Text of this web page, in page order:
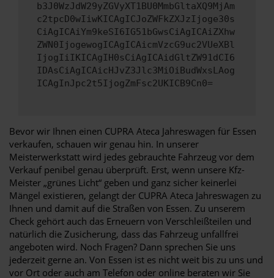
b3J0WzJdW29yZGVyXT1BU0MmbGltaXQ9MjAm
c2tpcD0wIiwKICAgICJoZWFkZXJzIjoge30s
CiAgICAiYm9keSI6IG51bGwsCiAgICAiZXhw
ZWN0IjogewogICAgICAicmVzcG9uc2VUeXBl
IjogIiIKICAgIH0sCiAgICAidGltZW91dCI6
IDAsCiAgICAicHJvZ3Jlc3MiOiBudWxsLAog
ICAgInJpc2t5IjogZmFsc2UKICB9Cn0=
Bevor wir Ihnen einen CUPRA Ateca Jahreswagen für Essen
verkaufen, schauen wir genau hin. In unserer
Meisterwerkstatt wird jedes gebrauchte Fahrzeug vor dem
Verkauf penibel genau überprüft. Erst, wenn unsere Kfz-
Meister „grünes Licht“ geben und ganz sicher keinerlei
Mängel existieren, gelangt der CUPRA Ateca Jahreswagen zu
Ihnen und damit auf die Straßen von Essen. Zu unserem
Check gehört auch das Erneuern von Verschleißteilen und
natürlich die Zusicherung, dass das Fahrzeug unfallfrei
angeboten wird. Noch Fragen? Dann sprechen Sie uns
jederzeit gerne an. Von Essen ist es nicht weit bis zu uns und
vor Ort oder auch am Telefon oder online beraten wir Sie